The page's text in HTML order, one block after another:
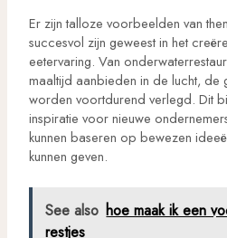
Er zijn talloze voorbeelden van
succesvol zijn geweest in het
eetervaring. Van
maaltijd aanbieden in de lucht, de
worden voortdurend verlegd. Dit
inspiratie voor nieuwe
kunnen baseren op bewezen
kunnen geven.
See also hoe maak ik een
restjes